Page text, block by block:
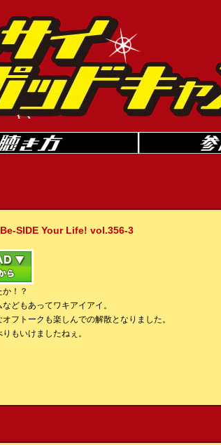
SIDE Your Life! vol.356-3
！？
どもあってワキアイアイ。
フトークも楽しんでの解散となりました。
もいけましたねぇ。